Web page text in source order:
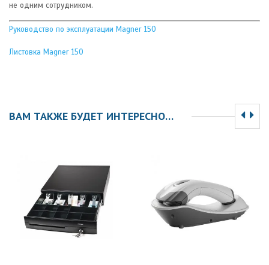
не одним сотрудником.
Руководство по эксплуатации Magner 150
Листовка Magner 150
ВАМ ТАКЖЕ БУДЕТ ИНТЕРЕСНО…